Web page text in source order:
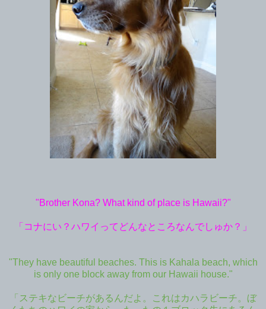
"Brother Kona? What kind of place is Hawaii?"
「コナにい？ハワイってどんなところなんでしゅか？」
"They have beautiful beaches. This is Kahala beach, which
is only one block away from our Hawaii house."
「ステキなビーチがあるんだよ。これはカハラビーチ。ぼ